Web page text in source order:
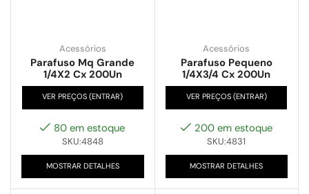
Acessórios
Parafuso Mq Grande
1/4X2 Cx 200Un
VER PREÇOS (ENTRAR)
80 em estoque
SKU:4848
MOSTRAR DETALHES
Acessórios
Parafuso Pequeno
1/4X3/4 Cx 200Un
VER PREÇOS (ENTRAR)
200 em estoque
SKU:4831
MOSTRAR DETALHES